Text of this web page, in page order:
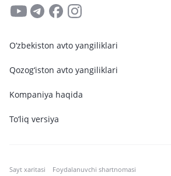
O‘zbekiston avto yangiliklari
Qozog‘iston avto yangiliklari
Kompaniya haqida
To‘liq versiya
Sayt xaritasi Foydalanuvchi shartnomasi